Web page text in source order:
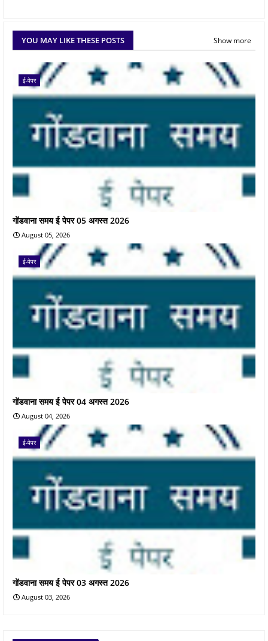
YOU MAY LIKE THESE POSTS Show more
ई-पेपर
गोंडवाना समय ई पेपर 05 अगस्त 2026
August 05, 2026
ई-पेपर
गोंडवाना समय ई पेपर 04 अगस्त 2026
August 04, 2026
ई-पेपर
गोंडवाना समय ई पेपर 03 अगस्त 2026
August 03, 2026